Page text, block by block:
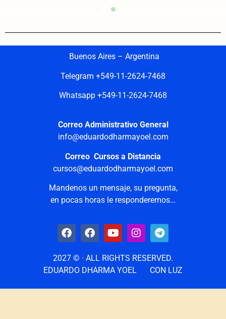
Buenos Aires – Argentina
Telegram +549-11-2624-7468
Whatsapp +549-11-2624-7468
Correo Administrativo General
info@eduardodharmayoel.com
Correo Cursos a Distancia
cursos@eduardodharmayoel.com
Mandenos un mensaje, su pregunta,
en pocas horas le responderemos…
2027 © · ALL RIGHTS RESERVED.
EDUARDO DHARMA YOEL
CON LUZ